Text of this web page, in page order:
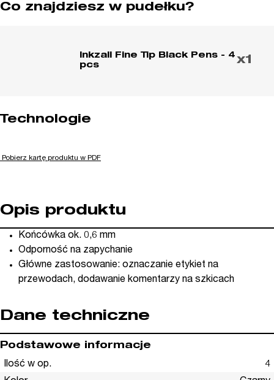
Co znajdziesz w pudełku?
Inkzall Fine Tip Black Pens - 4
pcs
x1
Technologie
Pobierz kartę produktu w PDF
Opis produktu
Końcówka ok. 0,6 mm
Odporność na zapychanie
Główne zastosowanie: oznaczanie etykiet na
przewodach, dodawanie komentarzy na szkicach
Dane techniczne
Podstawowe informacje
Ilość w op.
4